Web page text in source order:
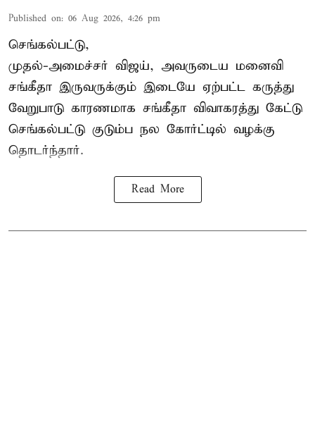
Published on: 06 Aug 2026, 4:26 pm
செங்கல்பட்டு,
முதல்-அமைச்சர் விஜய், அவருடைய மனைவி
சங்கீதா இருவருக்கும் இடையே ஏற்பட்ட கருத்து
வேறுபாடு காரணமாக சங்கீதா விவாகரத்து கேட்டு
செங்கல்பட்டு குடும்ப நல கோர்ட்டில் வழக்கு
தொடர்ந்தார்.
Read More